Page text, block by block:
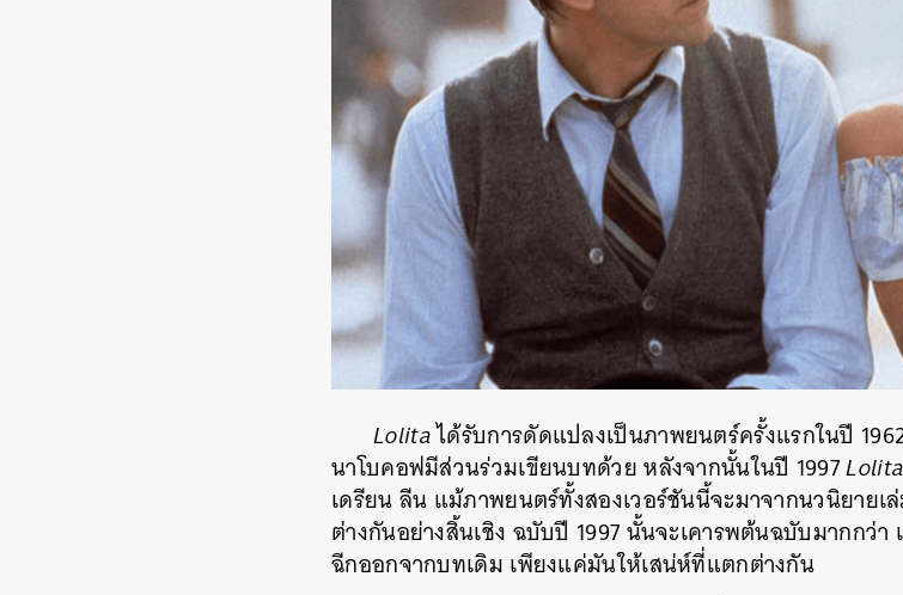
Lolitaได้รับการดัดแปลงเป็นภาพยนตร์ครั้งแรกในปี
นาโบคอฟมีส่วนร่วมเขียนบทด้วย หลังจากนั้นในปี 1997Lolita
เดรียน ลีน แม้ภาพยนตร์ทั้งสองเวอร์ชันนี้จะมาจากนวนิยาย
ต่างกันอย่างสิ้นเชิง ฉบับปี 1997 นั้นจะเคารพต้นฉบับมากกว่
ฉีกออกจากบทเดิม เพียงแค่มันให้เสน่ห์ที่แตกต่างกัน
ค้นหา
SHARE TWEET LINE